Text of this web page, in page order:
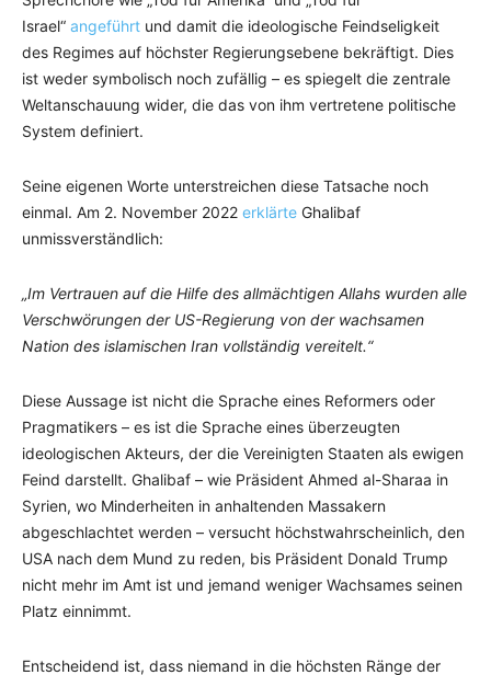
Israel“ angeführt und damit die ideologische Feindseligkeit
des Regimes auf höchster Regierungsebene bekräftigt. Dies
ist weder symbolisch noch zufällig – es spiegelt die zentrale
Weltanschauung wider, die das von ihm vertretene politische
System definiert.
Seine eigenen Worte unterstreichen diese Tatsache noch
einmal. Am 2. November 2022 erklärte Ghalibaf
unmissverständlich:
„Im Vertrauen auf die Hilfe des allmächtigen Allahs wurden alle
Verschwörungen der US-Regierung von der wachsamen
Nation des islamischen Iran vollständig vereitelt.“
Diese Aussage ist nicht die Sprache eines Reformers oder
Pragmatikers – es ist die Sprache eines überzeugten
ideologischen Akteurs, der die Vereinigten Staaten als ewigen
Feind darstellt. Ghalibaf – wie Präsident Ahmed al-Sharaa in
Syrien, wo Minderheiten in anhaltenden Massakern
abgeschlachtet werden – versucht höchstwahrscheinlich, den
USA nach dem Mund zu reden, bis Präsident Donald Trump
nicht mehr im Amt ist und jemand weniger Wachsames seinen
Platz einnimmt.
Entscheidend ist, dass niemand in die höchsten Ränge der